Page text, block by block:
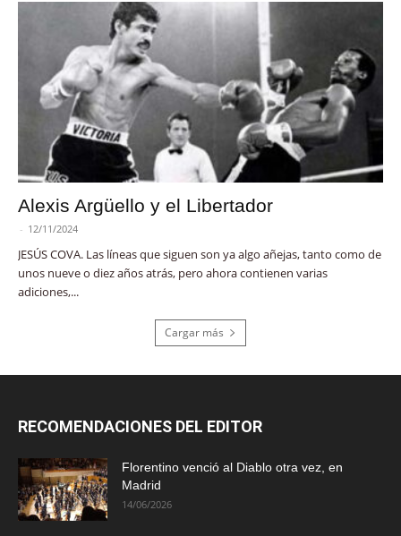
Alexis Argüello y el Libertador
- 12/11/2024
JESÚS COVA. Las líneas que siguen son ya algo añejas, tanto como de
unos nueve o diez años atrás, pero ahora contienen varias
adiciones,...
Cargar más
RECOMENDACIONES DEL EDITOR
Florentino venció al Diablo otra vez, en
Madrid
14/06/2026